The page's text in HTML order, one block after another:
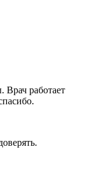
Врач работает